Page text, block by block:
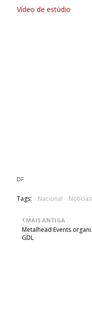
Vídeo de estúdio
DF
Tags: Nacional Notícias
MAIS ANTIGA
Metalhead Events
GDL